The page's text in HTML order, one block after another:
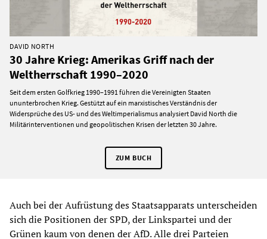
DAVID NORTH
30 Jahre Krieg: Amerikas Griff nach der
Weltherrschaft 1990–2020
Seit dem ersten Golfkrieg 1990–1991 führen die Vereinigten Staaten
ununterbrochen Krieg. Gestützt auf ein marxistisches Verständnis der
Widersprüche des US- und des Weltimperialismus analysiert David North die
Militärinterventionen und geopolitischen Krisen der letzten 30 Jahre.
ZUM BUCH
Auch bei der Aufrüstung des Staatsapparats unterscheiden
sich die Positionen der SPD, der Linkspartei und der
Grünen kaum von denen der AfD. Alle drei Parteien